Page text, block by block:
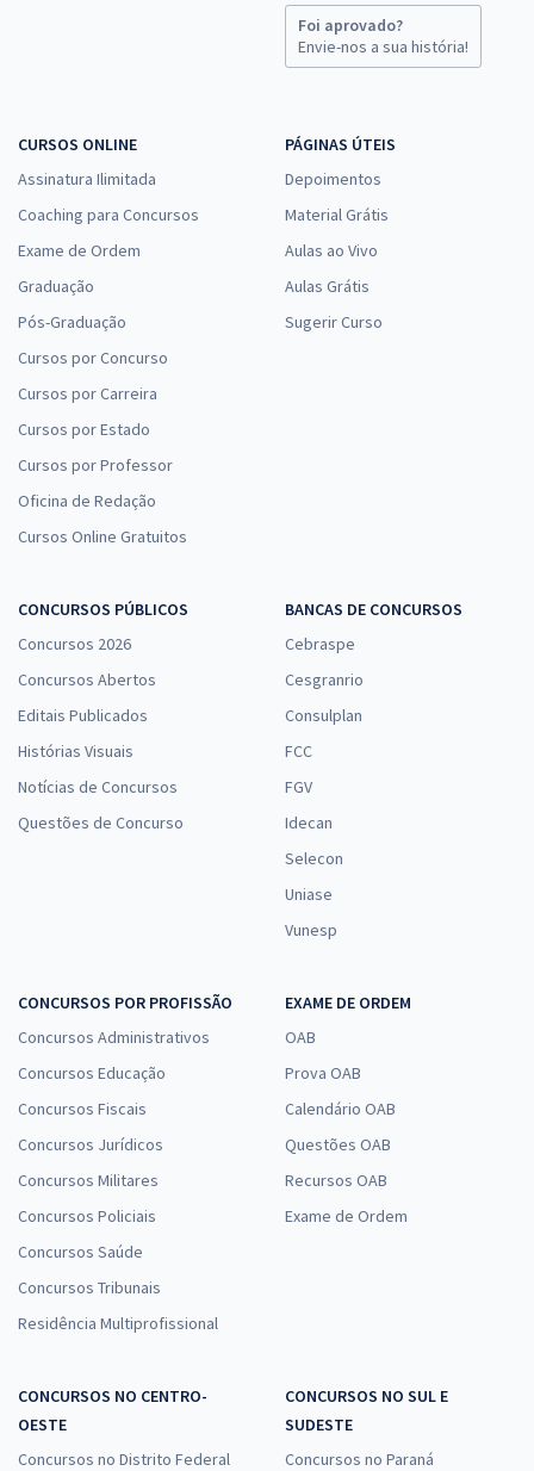
Foi aprovado?
Envie-nos a sua história!
CURSOS ONLINE
Assinatura Ilimitada
Coaching para Concursos
Exame de Ordem
Graduação
Pós-Graduação
Cursos por Concurso
Cursos por Carreira
Cursos por Estado
Cursos por Professor
Oficina de Redação
Cursos Online Gratuitos
PÁGINAS ÚTEIS
Depoimentos
Material Grátis
Aulas ao Vivo
Aulas Grátis
Sugerir Curso
CONCURSOS PÚBLICOS
Concursos 2026
Concursos Abertos
Editais Publicados
Histórias Visuais
Notícias de Concursos
Questões de Concurso
BANCAS DE CONCURSOS
Cebraspe
Cesgranrio
Consulplan
FCC
FGV
Idecan
Selecon
Uniase
Vunesp
CONCURSOS POR PROFISSÃO
Concursos Administrativos
Concursos Educação
Concursos Fiscais
Concursos Jurídicos
Concursos Militares
Concursos Policiais
Concursos Saúde
Concursos Tribunais
Residência Multiprofissional
EXAME DE ORDEM
OAB
Prova OAB
Calendário OAB
Questões OAB
Recursos OAB
Exame de Ordem
CONCURSOS NO CENTRO-
OESTE
Concursos no Distrito Federal
CONCURSOS NO SUL E
SUDESTE
Concursos no Paraná